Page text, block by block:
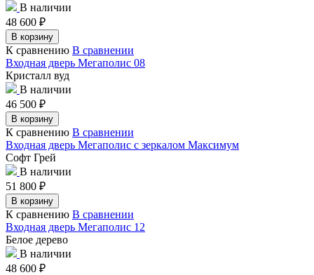
В наличии
48 600 ₽
В корзину
К сравнению В сравнении
Входная дверь Мегаполис 08
Кристалл вуд
В наличии
46 500 ₽
В корзину
К сравнению В сравнении
Входная дверь Мегаполис с зеркалом Максимум
Софт Грей
В наличии
51 800 ₽
В корзину
К сравнению В сравнении
Входная дверь Мегаполис 12
Белое дерево
В наличии
48 600 ₽